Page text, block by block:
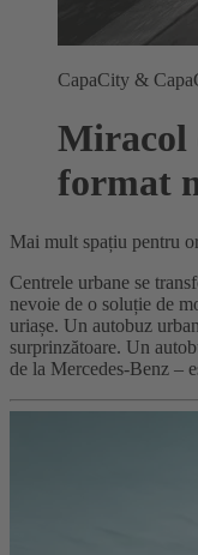
CapaCity &
Miracol
format
Mai mult spațiu pentru
Centrele urbane se
nevoie de o soluție de
uriașe. Un autobuz
surprinzătoare. Un
de la Mercedes-Benz –